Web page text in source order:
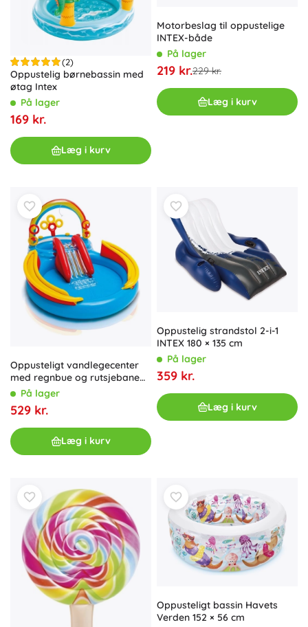
(2)
Oppustelig børnebassin med
øtag Intex
På lager
169 kr.
Læg i kurv
Motorbeslag til oppustelige
INTEX-både
På lager
219 kr.229 kr.
Læg i kurv
Oppusteligt vandlegecenter
med regnbue og rutsjebane
IntexPå lager
529 kr.
Læg i kurv
Oppustelig strandstol 2-i-1
INTEX 180 × 135 cm
På lager
359 kr.
Læg i kurv
Oppusteligt bassin Havets
Verden 152 × 56 cm